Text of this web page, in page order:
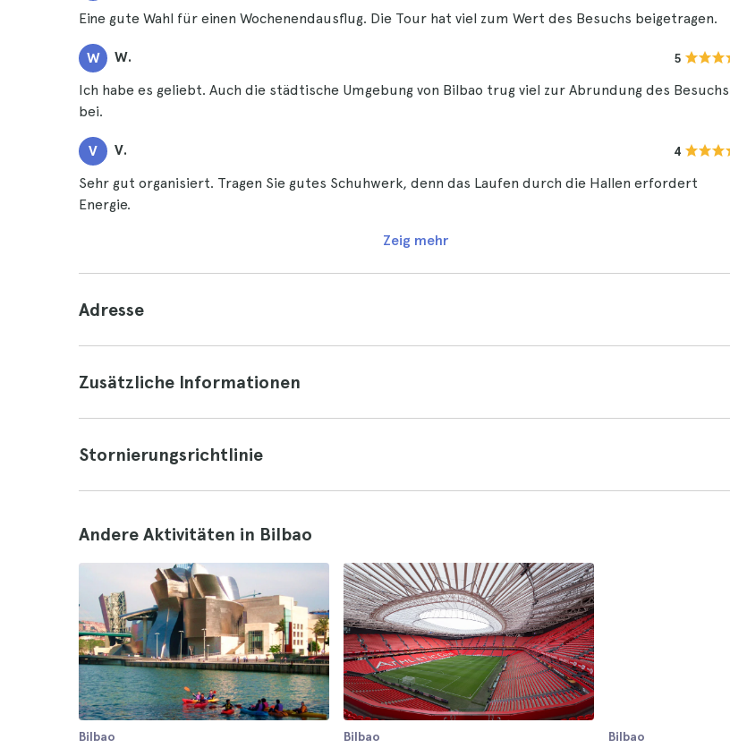
Eine gute Wahl für einen Wochenendausflug. Die Tour hat viel zum Wert des Besuchs beigetragen.
W W. 5
Ich habe es geliebt. Auch die städtische Umgebung von Bilbao trug viel zur Abrundung des Besuchs
bei.
V V. 4
Sehr gut organisiert. Tragen Sie gutes Schuhwerk, denn das Laufen durch die Hallen erfordert
Energie.
Zeig mehr
Adresse
Zusätzliche Informationen
Stornierungsrichtlinie
Andere Aktivitäten in Bilbao
Bilbao Bilbao Bilbao